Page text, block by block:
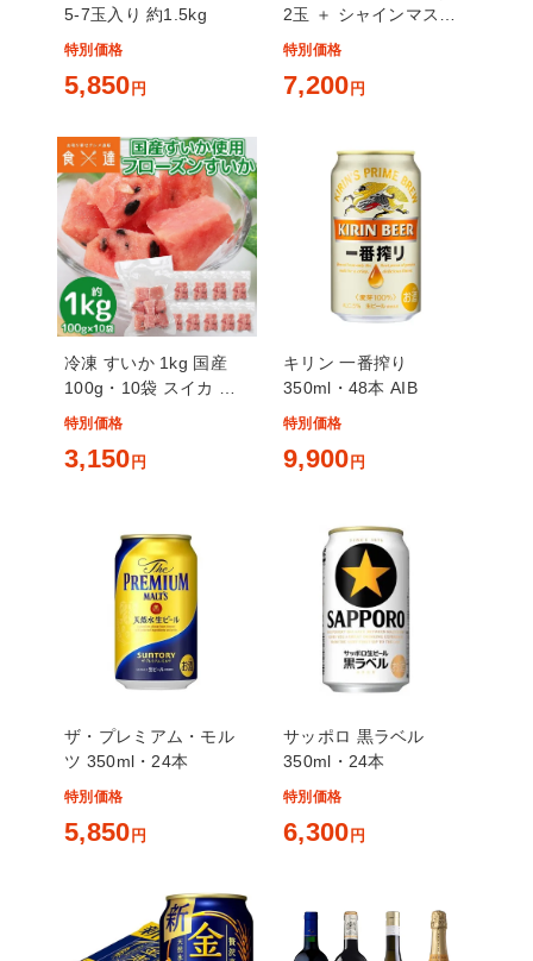
5-7玉入り 約1.5kg
特別価格
5,850 円
2玉 ＋ シャインマスカ
ット 1房
特別価格
7,200 円
冷凍 すいか 1kg 国産
100g・10袋 スイカ 西
瓜 カットフルーツ 冷凍
特別価格
3,150 円
キリン 一番搾り
350ml・48本 AIB
特別価格
9,900 円
ザ・プレミアム・モル
ツ 350ml・24本
特別価格
5,850 円
サッポロ 黒ラベル
350ml・24本
特別価格
6,300 円